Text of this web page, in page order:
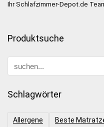
Ihr Schlafzimmer-Depot.de
Produktsuche
Schlagwörter
Allergene Beste